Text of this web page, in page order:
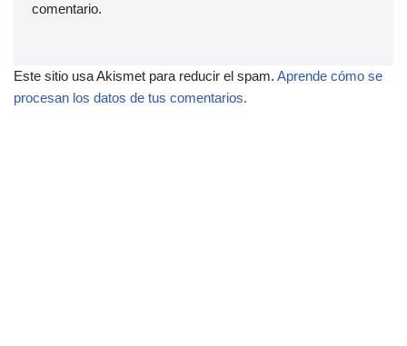
comentario.
Este sitio usa Akismet para reducir el spam. Aprende cómo se
procesan los datos de tus comentarios.